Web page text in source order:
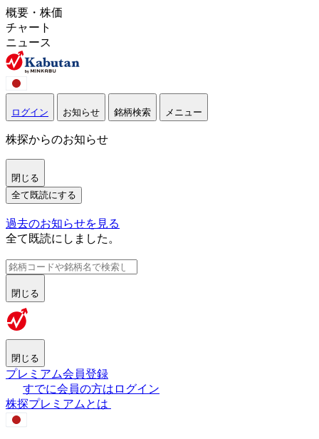
概要・株価
チャート
ニュース
ログイン お知らせ 銘柄検索 メニュー
株探からのお知らせ
閉じる
全て既読にする
過去のお知らせを見る
全て既読にしました。
閉じる
閉じる
プレミアム会員登録
すでに会員の方はログイン
株探プレミアムとは